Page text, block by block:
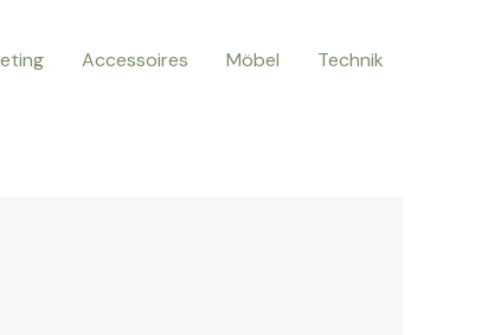
Accessoires Möbel Technik